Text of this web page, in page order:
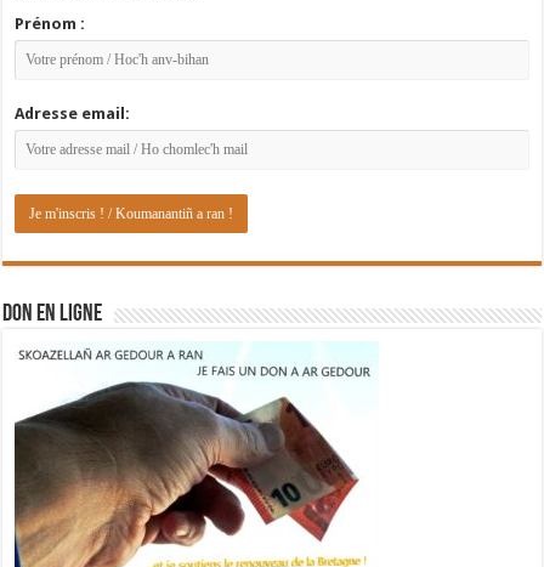
Prénom :
Adresse email:
DON EN LIGNE